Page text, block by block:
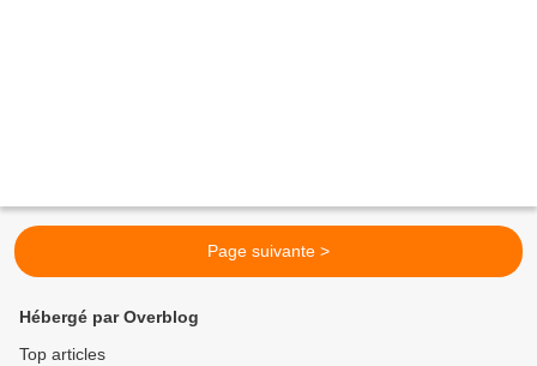
Page suivante >
Hébergé par Overblog
Top articles